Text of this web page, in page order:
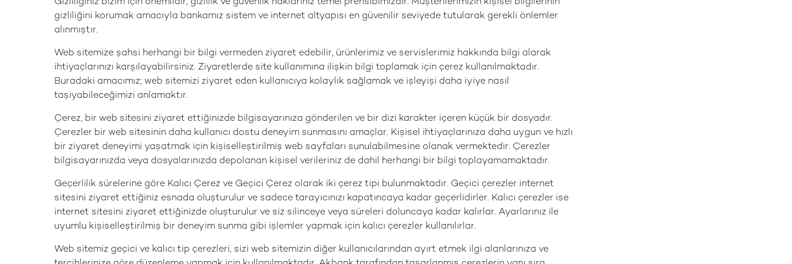
Gizliliğiniz bizim için önemlidir, gizlilik ve güvenlik haklarınız temel prensibimizdir. Müşterilerimizin kişisel bilgilerinin
gizliliğini korumak amacıyla bankamız sistem ve internet altyapısı en güvenilir seviyede tutularak gerekli önlemler
alınmıştır.
Web sitemize şahsi herhangi bir bilgi vermeden ziyaret edebilir, ürünlerimiz ve servislerimiz hakkında bilgi alarak
ihtiyaçlarınızı karşılayabilirsiniz. Ziyaretlerde site kullanımına ilişkin bilgi toplamak için çerez kullanılmaktadır.
Buradaki amacımız; web sitemizi ziyaret eden kullanıcıya kolaylık sağlamak ve işleyişi daha iyiye nasıl
taşıyabileceğimizi anlamaktır.
Çerez, bir web sitesini ziyaret ettiğinizde bilgisayarınıza gönderilen ve bir dizi karakter içeren küçük bir dosyadır.
Çerezler bir web sitesinin daha kullanıcı dostu deneyim sunmasını amaçlar. Kişisel ihtiyaçlarınıza daha uygun ve hızlı
bir ziyaret deneyimi yaşatmak için kişiselleştirilmiş web sayfaları sunulabilmesine olanak vermektedir. Çerezler
bilgisayarınızda veya dosyalarınızda depolanan kişisel verileriniz de dahil herhangi bir bilgi toplayamamaktadır.
Geçerlilik sürelerine göre Kalıcı Çerez ve Geçici Çerez olarak iki çerez tipi bulunmaktadır. Geçici çerezler internet
sitesini ziyaret ettiğiniz esnada oluşturulur ve sadece tarayıcınızı kapatıncaya kadar geçerlidirler. Kalıcı çerezler ise
internet sitesini ziyaret ettiğinizde oluşturulur ve siz silinceye veya süreleri doluncaya kadar kalırlar. Ayarlarınız ile
uyumlu kişiselleştirilmiş bir deneyim sunma gibi işlemler yapmak için kalıcı çerezler kullanılırlar.
Web sitemiz geçici ve kalıcı tip çerezleri, sizi web sitemizin diğer kullanıcılarından ayırt etmek ilgi alanlarınıza ve